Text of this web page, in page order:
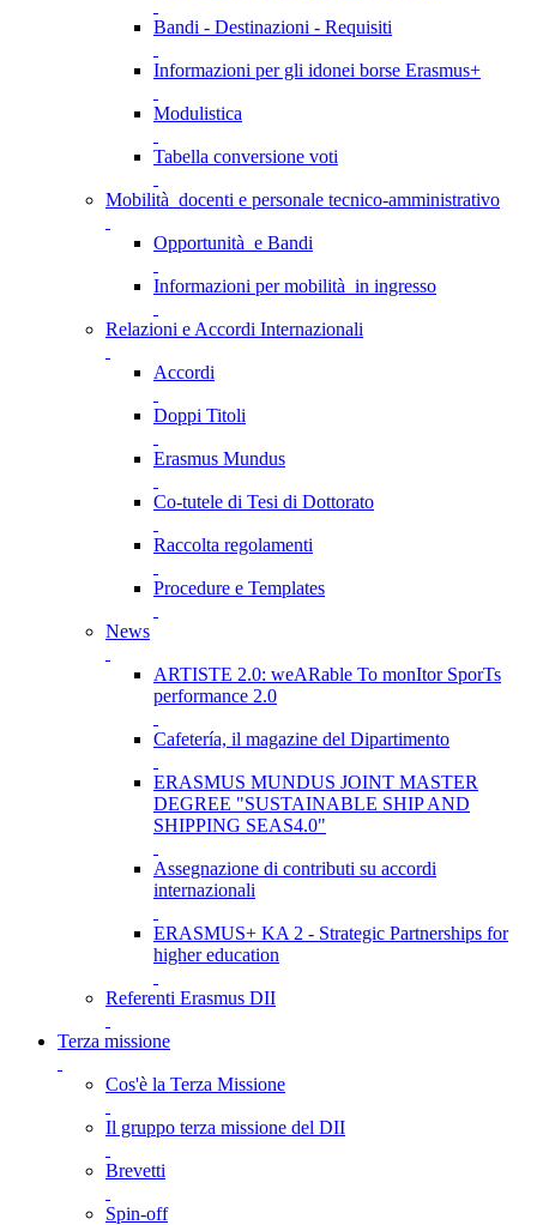
Bandi - Destinazioni - Requisiti
Informazioni per gli idonei borse Erasmus+
Modulistica
Tabella conversione voti
Mobilità docenti e personale tecnico-amministrativo
Opportunità e Bandi
Informazioni per mobilità in ingresso
Relazioni e Accordi Internazionali
Accordi
Doppi Titoli
Erasmus Mundus
Co-tutele di Tesi di Dottorato
Raccolta regolamenti
Procedure e Templates
News
ARTISTE 2.0: weARable To monItor SporTs
performance 2.0
Cafetería, il magazine del Dipartimento
ERASMUS MUNDUS JOINT MASTER
DEGREE "SUSTAINABLE SHIP AND
SHIPPING SEAS4.0"
Assegnazione di contributi su accordi
internazionali
ERASMUS+ KA 2 - Strategic Partnerships for
higher education
Referenti Erasmus DII
Terza missione
Cos'è la Terza Missione
Il gruppo terza missione del DII
Brevetti
Spin-off